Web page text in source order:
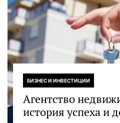
БИЗНЕС И ИНВЕСТИЦИИ
Агентство
история успеха и